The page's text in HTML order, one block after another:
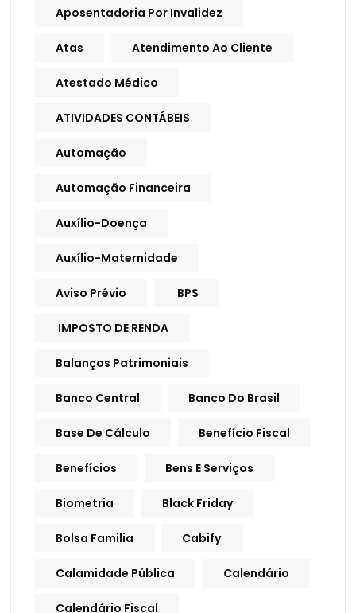
Aposentadoria Por Invalidez
Atas Atendimento Ao Cliente
Atestado Médico
ATIVIDADES CONTÁBEIS
Automação
Automação Financeira
Auxílio-Doença
Auxílio-Maternidade
Aviso Prévio BPS
IMPOSTO DE RENDA
Balanços Patrimoniais
Banco Central Banco Do Brasil
Base De Cálculo Benefício Fiscal
Benefícios Bens E Serviços
Biometria Black Friday
Bolsa Familia Cabify
Calamidade Pública Calendário
Calendário Fiscal